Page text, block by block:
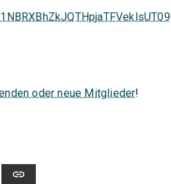
oder neue Mitglieder!